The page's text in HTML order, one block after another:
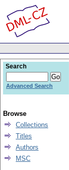
Search
Advanced Search
Browse
Collections
Titles
Authors
MSC